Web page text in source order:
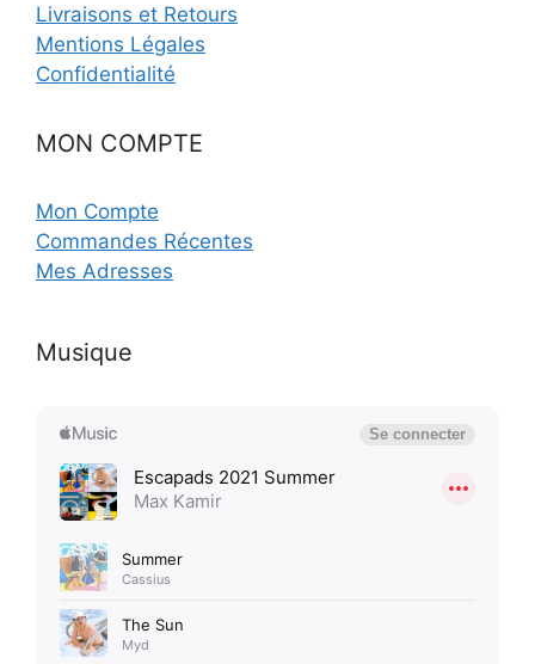
Livraisons et Retours
Mentions Légales
Confidentialité
MON COMPTE
Mon Compte
Commandes Récentes
Mes Adresses
Musique